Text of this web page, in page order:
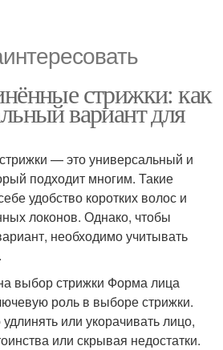
стрижки: как
вариант для
— это универсальный и
подходит многим. Такие
удобство коротких волос и
локонов. Однако, чтобы
необходимо учитывать
выбор стрижки Форма лица
роль в выборе стрижки.
или укорачивать лицо,
или скрывая недостатки.